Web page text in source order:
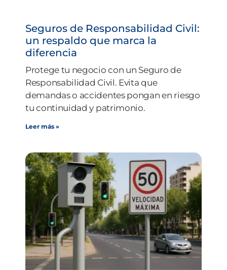
Seguros de Responsabilidad Civil:
un respaldo que marca la
diferencia
Protege tu negocio con un Seguro de
Responsabilidad Civil. Evita que
demandas o accidentes pongan en riesgo
tu continuidad y patrimonio.
Leer más »